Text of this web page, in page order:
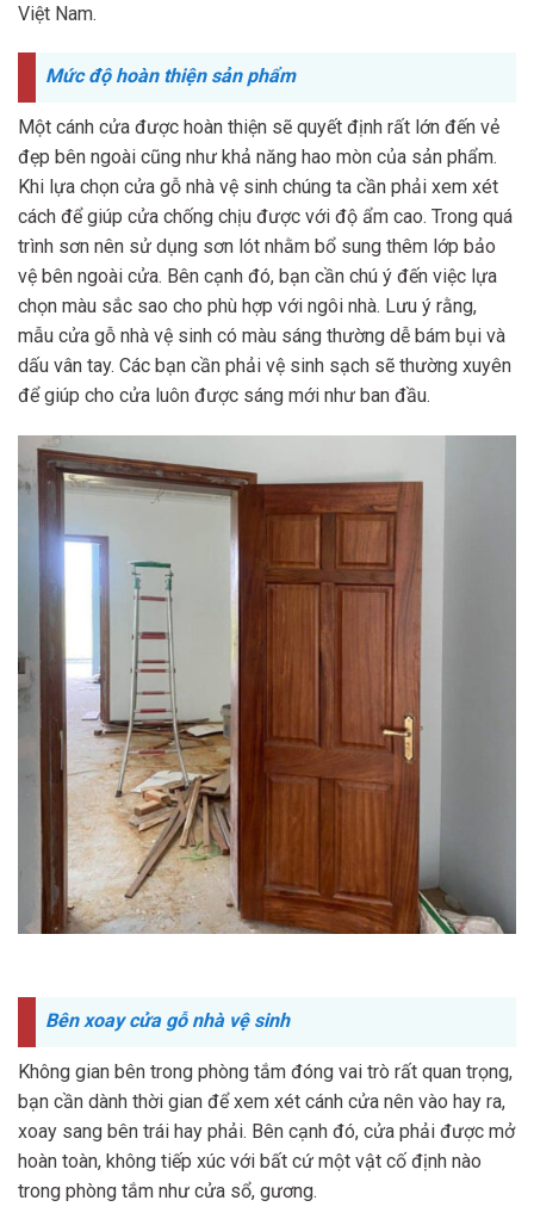
Việt Nam.
Mức độ hoàn thiện sản phẩm
Một cánh cửa được hoàn thiện sẽ quyết định rất lớn đến vẻ
đẹp bên ngoài cũng như khả năng hao mòn của sản phẩm.
Khi lựa chọn cửa gỗ nhà vệ sinh chúng ta cần phải xem xét
cách để giúp cửa chống chịu được với độ ẩm cao. Trong quá
trình sơn nên sử dụng sơn lót nhằm bổ sung thêm lớp bảo
vệ bên ngoài cửa. Bên cạnh đó, bạn cần chú ý đến việc lựa
chọn màu sắc sao cho phù hợp với ngôi nhà. Lưu ý rằng,
mẫu cửa gỗ nhà vệ sinh có màu sáng thường dễ bám bụi và
dấu vân tay. Các bạn cần phải vệ sinh sạch sẽ thường xuyên
để giúp cho cửa luôn được sáng mới như ban đầu.
Bên xoay cửa gỗ nhà vệ sinh
Không gian bên trong phòng tắm đóng vai trò rất quan trọng,
bạn cần dành thời gian để xem xét cánh cửa nên vào hay ra,
xoay sang bên trái hay phải. Bên cạnh đó, cửa phải được mở
hoàn toàn, không tiếp xúc với bất cứ một vật cố định nào
trong phòng tắm như cửa sổ, gương.